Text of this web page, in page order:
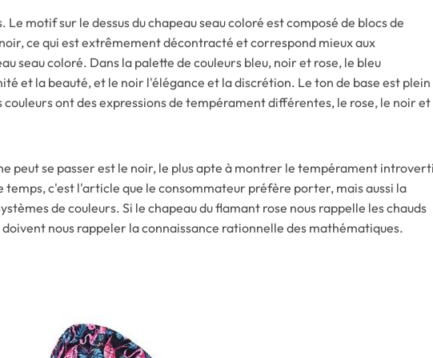
motif sur le dessus du chapeau seau coloré est composé de blocs de
ce qui est extrêmement décontracté et correspond mieux aux
seau coloré. Dans la palette de couleurs bleu, noir et rose, le bleu
et la beauté, et le noir l'élégance et la discrétion. Le ton de base est plein
couleurs ont des expressions de tempérament différentes, le rose, le noir et
peut se passer est le noir, le plus apte à montrer le tempérament
c'est l'article que le consommateur préfère porter, mais aussi la
de couleurs. Si le chapeau du flamant rose nous rappelle les chauds
nous rappeler la connaissance rationnelle des mathématiques.